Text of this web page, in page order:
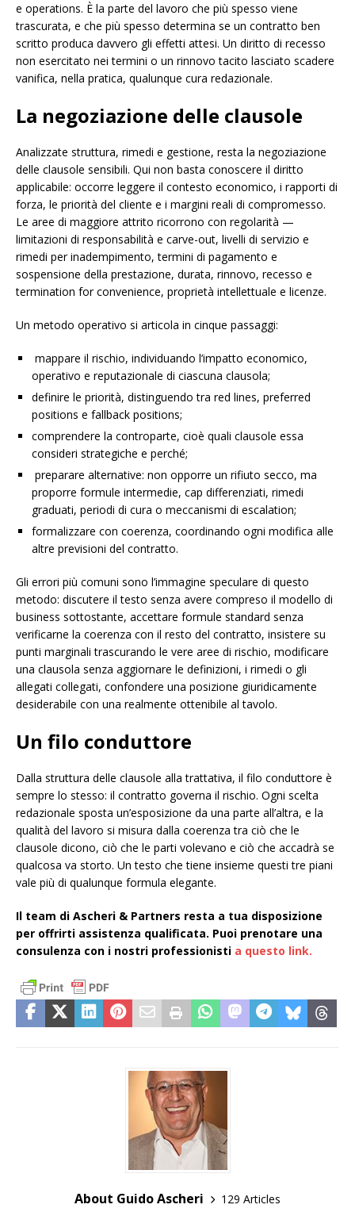
e operations. È la parte del lavoro che più spesso viene
trascurata, e che più spesso determina se un contratto ben
scritto produca davvero gli effetti attesi. Un diritto di recesso
non esercitato nei termini o un rinnovo tacito lasciato scadere
vanifica, nella pratica, qualunque cura redazionale.
La negoziazione delle clausole
Analizzate struttura, rimedi e gestione, resta la negoziazione
delle clausole sensibili. Qui non basta conoscere il diritto
applicabile: occorre leggere il contesto economico, i rapporti di
forza, le priorità del cliente e i margini reali di compromesso.
Le aree di maggiore attrito ricorrono con regolarità —
limitazioni di responsabilità e carve-out, livelli di servizio e
rimedi per inadempimento, termini di pagamento e
sospensione della prestazione, durata, rinnovo, recesso e
termination for convenience, proprietà intellettuale e licenze.
Un metodo operativo si articola in cinque passaggi:
mappare il rischio, individuando l’impatto economico,
operativo e reputazionale di ciascuna clausola;
definire le priorità, distinguendo tra red lines, preferred
positions e fallback positions;
comprendere la controparte, cioè quali clausole essa
consideri strategiche e perché;
preparare alternative: non opporre un rifiuto secco, ma
proporre formule intermedie, cap differenziati, rimedi
graduati, periodi di cura o meccanismi di escalation;
formalizzare con coerenza, coordinando ogni modifica alle
altre previsioni del contratto.
Gli errori più comuni sono l’immagine speculare di questo
metodo: discutere il testo senza avere compreso il modello di
business sottostante, accettare formule standard senza
verificarne la coerenza con il resto del contratto, insistere su
punti marginali trascurando le vere aree di rischio, modificare
una clausola senza aggiornare le definizioni, i rimedi o gli
allegati collegati, confondere una posizione giuridicamente
desiderabile con una realmente ottenibile al tavolo.
Un filo conduttore
Dalla struttura delle clausole alla trattativa, il filo conduttore è
sempre lo stesso: il contratto governa il rischio. Ogni scelta
redazionale sposta un’esposizione da una parte all’altra, e la
qualità del lavoro si misura dalla coerenza tra ciò che le
clausole dicono, ciò che le parti volevano e ciò che accadrà se
qualcosa va storto. Un testo che tiene insieme questi tre piani
vale più di qualunque formula elegante.
Il team di Ascheri & Partners resta a tua disposizione
per offrirti assistenza qualificata. Puoi prenotare una
consulenza con i nostri professionisti a questo link.
About Guido Ascheri
129 Articles